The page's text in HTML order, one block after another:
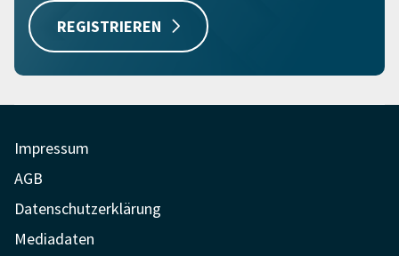
REGISTRIEREN
Impressum
AGB
Datenschutzerklärung
Mediadaten